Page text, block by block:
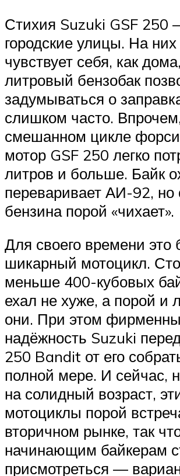
Стихия Suzuki GSF 250
городские улицы. На них
чувствует себя, как
литровый бензобак
задумываться о
слишком часто.
смешанном цикле
мотор GSF 250 легко
литров и больше. Байк
переваривает АИ-92, но
бензина порой «чихает».
Для своего времени это
шикарный мотоцикл.
меньше 400-кубовых
ехал не хуже, а порой и
они. При этом
надёжность Suzuki
250 Bandit от его
полной мере. И сейчас,
на солидный возраст,
мотоциклы порой
вторичном рынке, так
начинающим байкерам
присмотреться —